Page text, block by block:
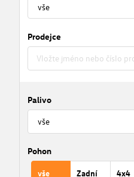
Prodejce
Palivo
Pohon
vše Zadní 4x4